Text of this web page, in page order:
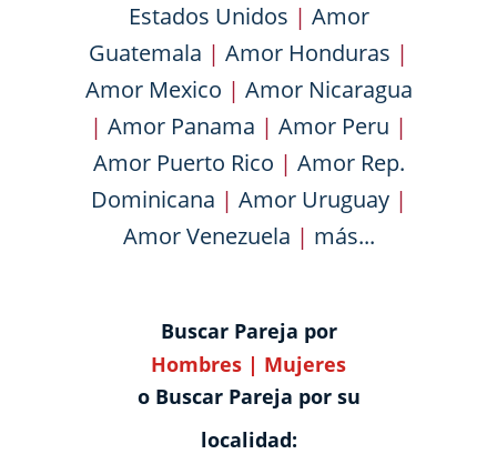
Estados Unidos | Amor
Guatemala | Amor Honduras |
Amor Mexico | Amor Nicaragua
| Amor Panama | Amor Peru |
Amor Puerto Rico | Amor Rep.
Dominicana | Amor Uruguay|
Amor Venezuela | más...
Buscar Pareja por
Hombres | Mujeres
o Buscar Pareja por su
localidad: